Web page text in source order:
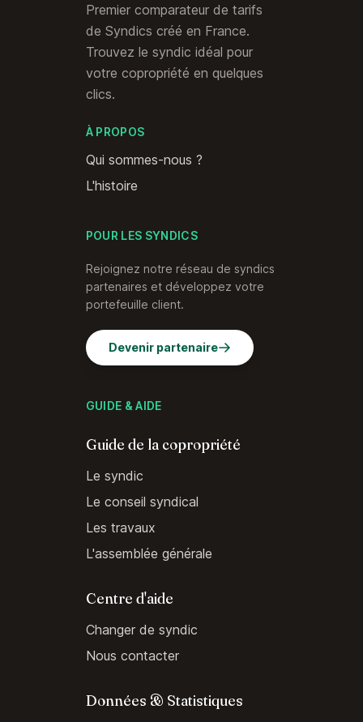
Premier comparateur de tarifs
de Syndics créé en France.
Trouvez le syndic idéal pour
votre copropriété en quelques
clics.
À PROPOS
Qui sommes-nous ?
L'histoire
POUR LES SYNDICS
Rejoignez notre réseau de syndics
partenaires et développez votre
portefeuille client.
Devenir partenaire
GUIDE & AIDE
Guide de la copropriété
Le syndic
Le conseil syndical
Les travaux
L'assemblée générale
Centre d'aide
Changer de syndic
Nous contacter
Données & Statistiques